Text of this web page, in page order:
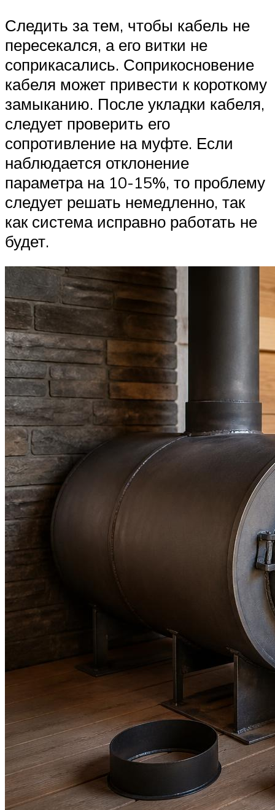
Следить за тем, чтобы кабель не
пересекался, а его витки не
соприкасались. Соприкосновение
кабеля может привести к короткому
замыканию. После укладки кабеля,
следует проверить его
сопротивление на муфте. Если
наблюдается отклонение
параметра на 10-15%, то проблему
следует решать немедленно, так
как система исправно работать не
будет.